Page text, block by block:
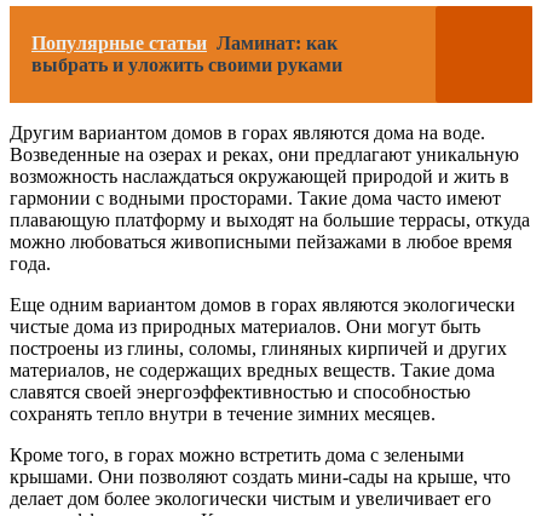
Популярные статьи Ламинат: как
выбрать и уложить своими руками
Другим вариантом домов в горах являются дома на воде.
Возведенные на озерах и реках, они предлагают уникальную
возможность наслаждаться окружающей природой и жить в
гармонии с водными просторами. Такие дома часто имеют
плавающую платформу и выходят на большие террасы, откуда
можно любоваться живописными пейзажами в любое время
года.
Еще одним вариантом домов в горах являются экологически
чистые дома из природных материалов. Они могут быть
построены из глины, соломы, глиняных кирпичей и других
материалов, не содержащих вредных веществ. Такие дома
славятся своей энергоэффективностью и способностью
сохранять тепло внутри в течение зимних месяцев.
Кроме того, в горах можно встретить дома с зелеными
крышами. Они позволяют создать мини-сады на крыше, что
делает дом более экологически чистым и увеличивает его